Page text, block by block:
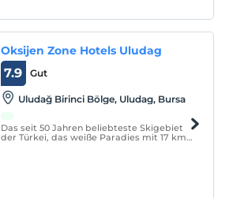
Oksijen Zone Hotels Uludag
Gut
7.9
Uludağ Birinci Bölge, Uludag, Bursa
Das seit 50 Jahren beliebteste Skigebiet
der Türkei, das weiße Paradies mit 17 km